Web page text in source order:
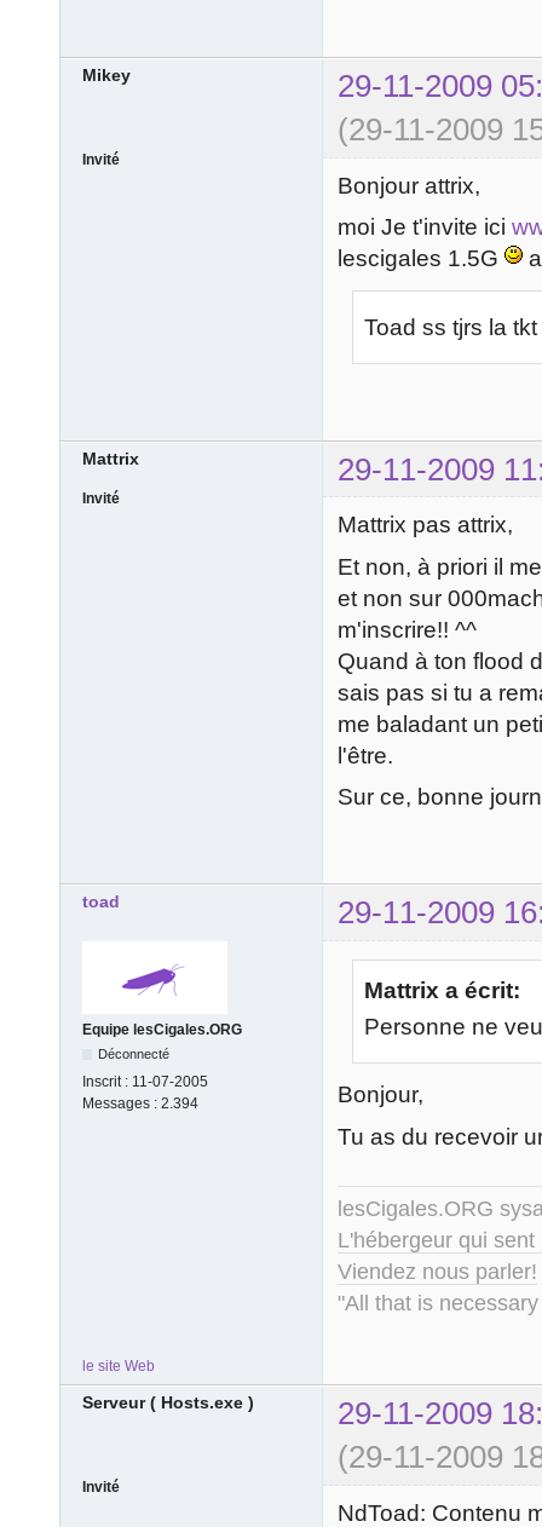
Mikey
29-11-2009
(29-11-2009
Invité
Bonjour attrix,
moi Je t'invite ici
lescigales 1.5G
Toad ss tjrs la
Mattrix 29-11-2009
Invité
Mattrix pas attrix,
Et non, à priori il
et non sur
m'inscrire!! ^^
Quand à ton flood
sais pas si tu a
me baladant un
l'être.
Sur ce, bonne
toad 29-11-2009
Equipe lesCigales.ORG
Déconnecté
Inscrit : 11-07-2005
Messages : 2.394
Mattrix a écrit:
Personne ne
Bonjour,
Tu as du recevoir
lesCigales.ORG
L'hébergeur qui
Viendez nous parler!
"All that is
le site Web
Serveur ( Hosts.exe )
29-11-2009
(29-11-2009
Invité
NdToad: Contenu